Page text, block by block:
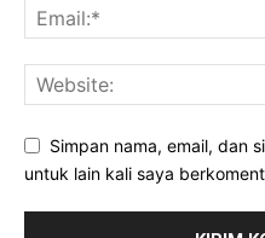
Simpan nama, email, dan
untuk lain kali saya